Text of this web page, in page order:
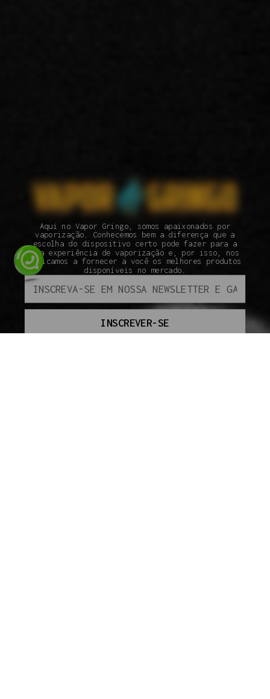
Aqui no Vapor Gringo, somos apaixonados por
vaporização. Conhecemos bem a diferença que a
escolha do dispositivo certo pode fazer para a
sua experiência de vaporização e, por isso, nos
dedicamos a fornecer a você os melhores produtos
disponíveis no mercado.
INSCREVER-SE